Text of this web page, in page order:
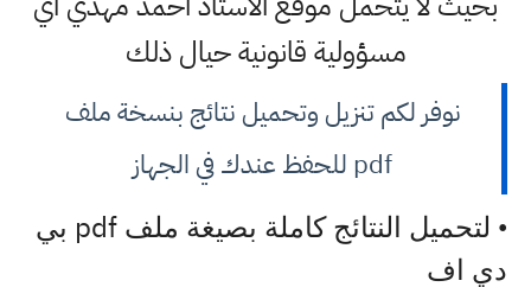
مسؤولية قانونية حيال ذلك
نوفر لكم تنزيل وتحميل نتائج بنسخة ملف
pdf للحفظ عندك في الجهاز
• لتحميل النتائج كاملة بصيغة ملف pdf بي
دي اف